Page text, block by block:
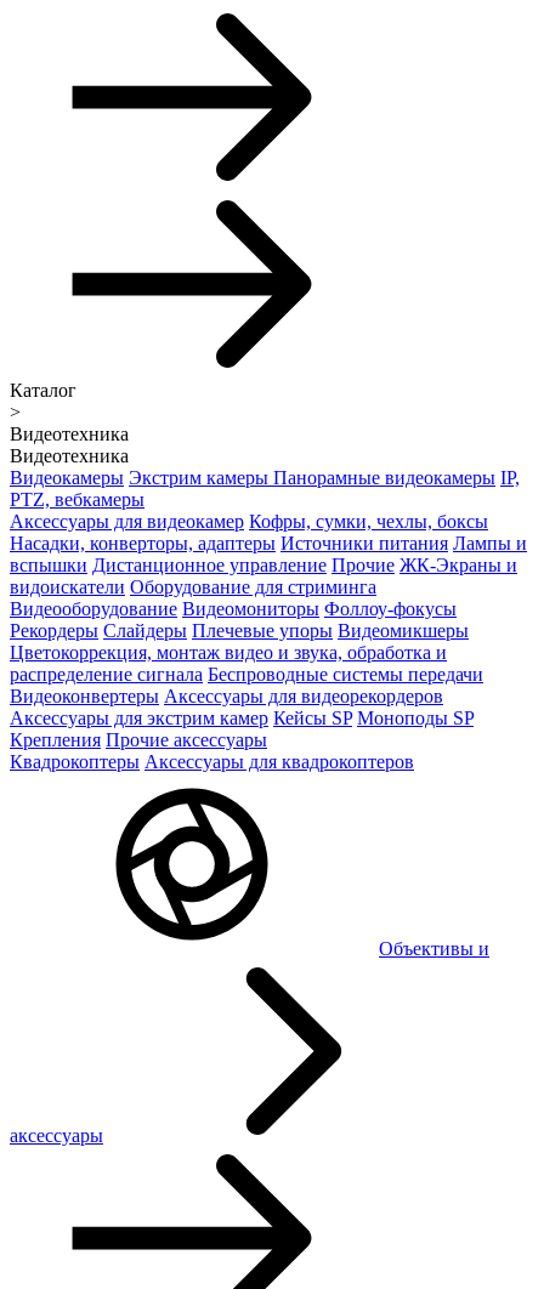
Каталог
>
Видеотехника
Видеотехника
Видеокамеры Экстрим камеры Панорамные видеокамеры IP,
PTZ, вебкамеры
Аксессуары для видеокамер Кофры, сумки, чехлы, боксы
Насадки, конверторы, адаптеры Источники питания Лампы и
вспышки Дистанционное управление Прочие ЖК-Экраны и
видоискатели Оборудование для стриминга
Видеооборудование Видеомониторы Фоллоу-фокусы
Рекордеры Слайдеры Плечевые упоры Видеомикшеры
Цветокоррекция, монтаж видео и звука, обработка и
распределение сигнала Беспроводные системы передачи
Видеоконвертеры Аксессуары для видеорекордеров
Аксессуары для экстрим камер Кейсы SP Моноподы SP
Крепления Прочие аксессуары
Квадрокоптеры Аксессуары для квадрокоптеров
Объективы и
аксессуары